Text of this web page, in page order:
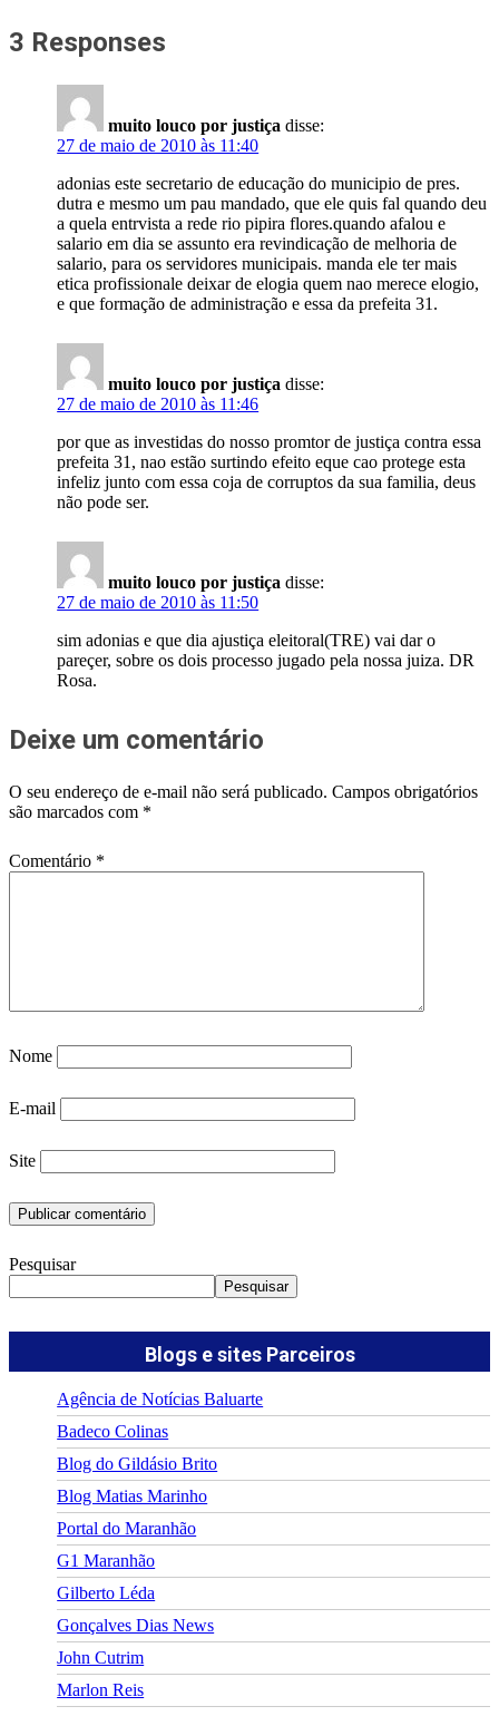
3 Responses
muito louco por justiça disse:
27 de maio de 2010 às 11:40
adonias este secretario de educação do municipio de pres.
dutra e mesmo um pau mandado, que ele quis fal quando deu
a quela entrvista a rede rio pipira flores.quando afalou e
salario em dia se assunto era revindicação de melhoria de
salario, para os servidores municipais. manda ele ter mais
etica profissionale deixar de elogia quem nao merece elogio,
e que formação de administração e essa da prefeita 31.
muito louco por justiça disse:
27 de maio de 2010 às 11:46
por que as investidas do nosso promtor de justiça contra essa
prefeita 31, nao estão surtindo efeito eque cao protege esta
infeliz junto com essa coja de corruptos da sua familia, deus
não pode ser.
muito louco por justiça disse:
27 de maio de 2010 às 11:50
sim adonias e que dia ajustiça eleitoral(TRE) vai dar o
pareçer, sobre os dois processo jugado pela nossa juiza. DR
Rosa.
Deixe um comentário
O seu endereço de e-mail não será publicado. Campos obrigatórios
são marcados com *
Comentário *
Nome
E-mail
Site
Pesquisar
Pesquisar
Blogs e sites Parceiros
Agência de Notícias Baluarte
Badeco Colinas
Blog do Gildásio Brito
Blog Matias Marinho
Portal do Maranhão
G1 Maranhão
Gilberto Léda
Gonçalves Dias News
John Cutrim
Marlon Reis